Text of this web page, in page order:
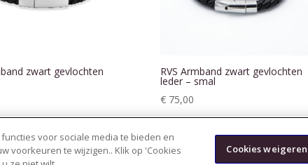
zwart gevlochten RVS Armband zwart gevlochten
leder – smal
€75,00
voor sociale media te bieden en
voorkeuren te wijzigen.. Klik op 'Cookies
Cookies weigeren